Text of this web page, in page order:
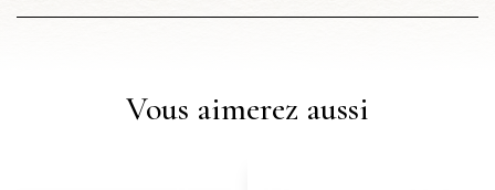
Vous aimerez aussi